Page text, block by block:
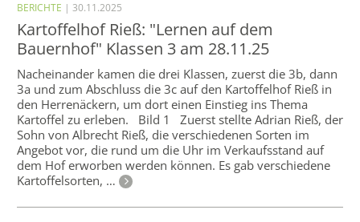
BERICHTE | 30.11.2025
Kartoffelhof Rieß: "Lernen auf dem
Bauernhof" Klassen 3 am 28.11.25
Nacheinander kamen die drei Klassen, zuerst die 3b, dann
3a und zum Abschluss die 3c auf den Kartoffelhof Rieß in
den Herrenäckern, um dort einen Einstieg ins Thema
Kartoffel zu erleben. Bild 1 Zuerst stellte Adrian Rieß, der
Sohn von Albrecht Rieß, die verschiedenen Sorten im
Angebot vor, die rund um die Uhr im Verkaufsstand auf
dem Hof erworben werden können. Es gab verschiedene
Kartoffelsorten, …